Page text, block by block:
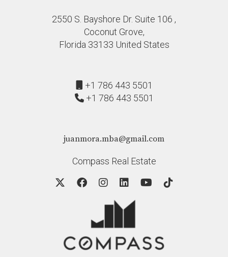
ingresos adicionales mediante documentación adecuada
y un historial laboral diversificado.
Puedes invertir tiempo en mejorar tus habilidades
antes de solicitar financiamiento.
No esperes más; comienza hoy mismo a construir el
futuro financiero que deseas con la ayuda experta del
2550 S. Bayshore Dr. Suite 106 ,
Coconut Grove,
Florida 33133 United States
+1 786 443 5501
+1 786 443 5501
juanmora.mba@gmail.com
Compass Real Estate